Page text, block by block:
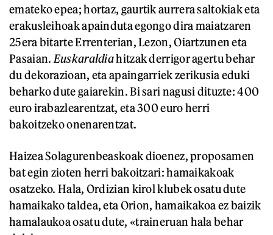
emateko epea; hortaz, gaurtik aurrera saltokiak eta
erakusleihoak apainduta egongo dira maiatzaren
25era bitarte Errenterian, Lezon, Oiartzunen eta
Pasaian. Euskaraldiahitzak derrigor agertu behar
du dekorazioan, eta apaingarriek zerikusia eduki
beharko dute gaiarekin. Bi sari nagusi dituzte: 400
euro irabazlearentzat, eta 300 euro herri
bakoitzeko onenarentzat.
Haizea Solagurenbeaskoak dioenez, proposamen
bat egin zioten herri bakoitzari: hamaikakoak
osatzeko. Hala, Ordizian kirol klubek osatu dute
hamaikako taldea, eta Orion, hamaikakoa ez baizik
hamalaukoa osatu dute, «traineruan hala behar